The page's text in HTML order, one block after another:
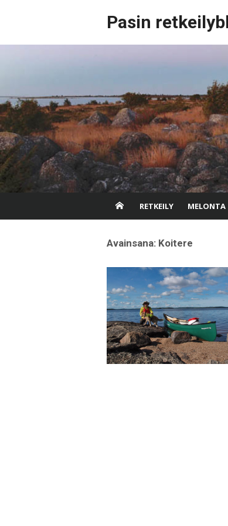
Pasin
RETKEILY MELONTA
Avainsana: Koitere